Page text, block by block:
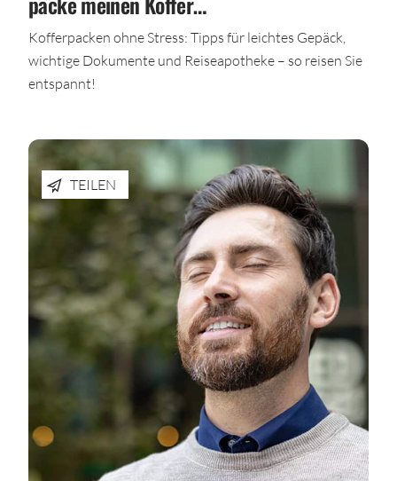
Kofferpacken ohne Stress: Tipps für leichtes Gepäck,
wichtige Dokumente und Reiseapotheke – so reisen Sie
entspannt!
TEILEN